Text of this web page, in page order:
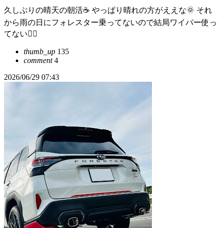
久しぶりの晴天の朝活☕️ やっぱり晴れの方がええな🌞 それ
から雨の日にフォレスター乗ってないので結局ワイパー使っ
てない🙂‍↔️
thumb_up 135
comment4
2026/06/29 07:43